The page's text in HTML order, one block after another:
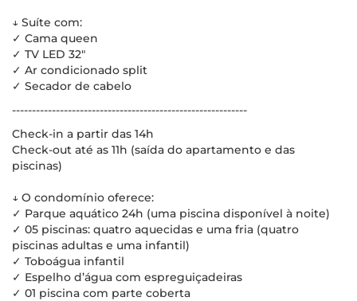
↓ Suíte com:
✓ Cama queen
✓ TV LED 32"
✓ Ar condicionado split
✓ Secador de cabelo
-----------------------------------------------------------
Check-in a partir das 14h
Check-out até as 11h (saída do apartamento e das
piscinas)
↓ O condomínio oferece:
✓ Parque aquático 24h (uma piscina disponível à noite)
✓ 05 piscinas: quatro aquecidas e uma fria (quatro
piscinas adultas e uma infantil)
✓ Toboágua infantil
✓ Espelho d’água com espreguiçadeiras
✓ 01 piscina com parte coberta